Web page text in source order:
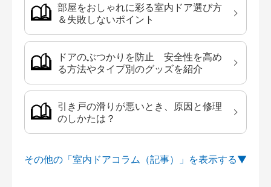
部屋をおしゃれに彩る室内ドア選び方
＆失敗しないポイント
ドアのぶつかりを防止 安全性を高め
る方法やタイプ別のグッズを紹介
引き戸の滑りが悪いとき、原因と修理
のしかたは？
その他の「室内ドアコラム（記事）」を